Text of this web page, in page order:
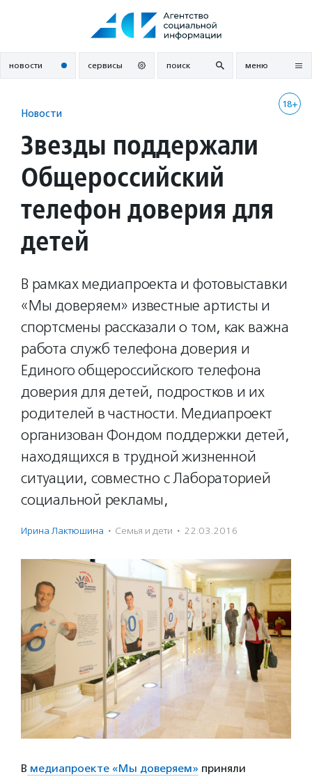
новости сервисы поиск меню
18+
Новости
Звезды поддержали
Общероссийский
телефон доверия для
детей
В рамках медиапроекта и фотовыставки
«Мы доверяем» известные артисты и
спортсмены рассказали о том, как важна
работа служб телефона доверия и
Единого общероссийского телефона
доверия для детей, подростков и их
родителей в частности. Медиапроект
организован Фондом поддержки детей,
находящихся в трудной жизненной
ситуации, совместно с Лабораторией
социальной рекламы,
Ирина Лактюшина · Семья и дети · 22.03.2016
В медиапроекте «Мы доверяем» приняли